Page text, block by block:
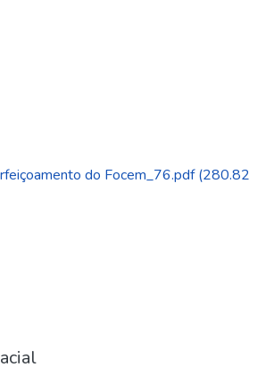
do Focem_76.pdf(280.82